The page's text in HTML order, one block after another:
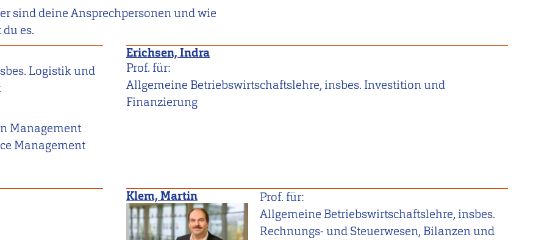
sind deine Ansprechpersonen und wie
es.
Logistik und
Management
Management
Erichsen, Indra
Prof. für:
Allgemeine Betriebswirtschaftslehre, insbes. Investition und
Finanzierung
Klem, Martin
Prof. für:
Allgemeine Betriebswirtschaftslehre, insbes.
Rechnungs- und Steuerwesen, Bilanzen und